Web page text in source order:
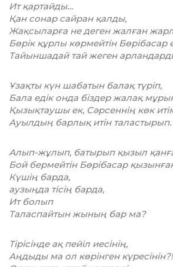
Ит қартайды…
Қан сонар сайран қалды,
Жақсыларға не деген жалған
Бөрік құрлы көрмейтін Бөрібасар
Тайыншадай тай жеген
Ұзақты күн шабатын балақ түріп,
Бала едік онда біздер жалақ
Қызықтаушы ек, Сәрсеннің көк
Ауылдың барлық итін таластырып.
Алып-жұлып, батырып қызыл
Бой бермейтін Бөрібасар
Күшің барда,
аузыңда тісің барда,
Ит болып
Таласпайтын жының бар ма?
Тірісінде ақ пейіл иесінің,
Аңдыды ма ол көрінген күресінін?!